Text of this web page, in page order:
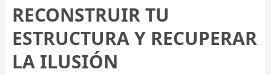
RECONSTRUIR TU
ESTRUCTURA Y RECUPERAR
LA ILUSIÓN